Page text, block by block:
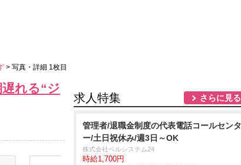
> 写真・詳細 1枚目
れる“ジ
求人特集 さらに見る
管理者/退職金制度の代表電話コールセンタ
ー/土日祝休み/週3日～OK
株式会社ベルシステム24
時給1,700円